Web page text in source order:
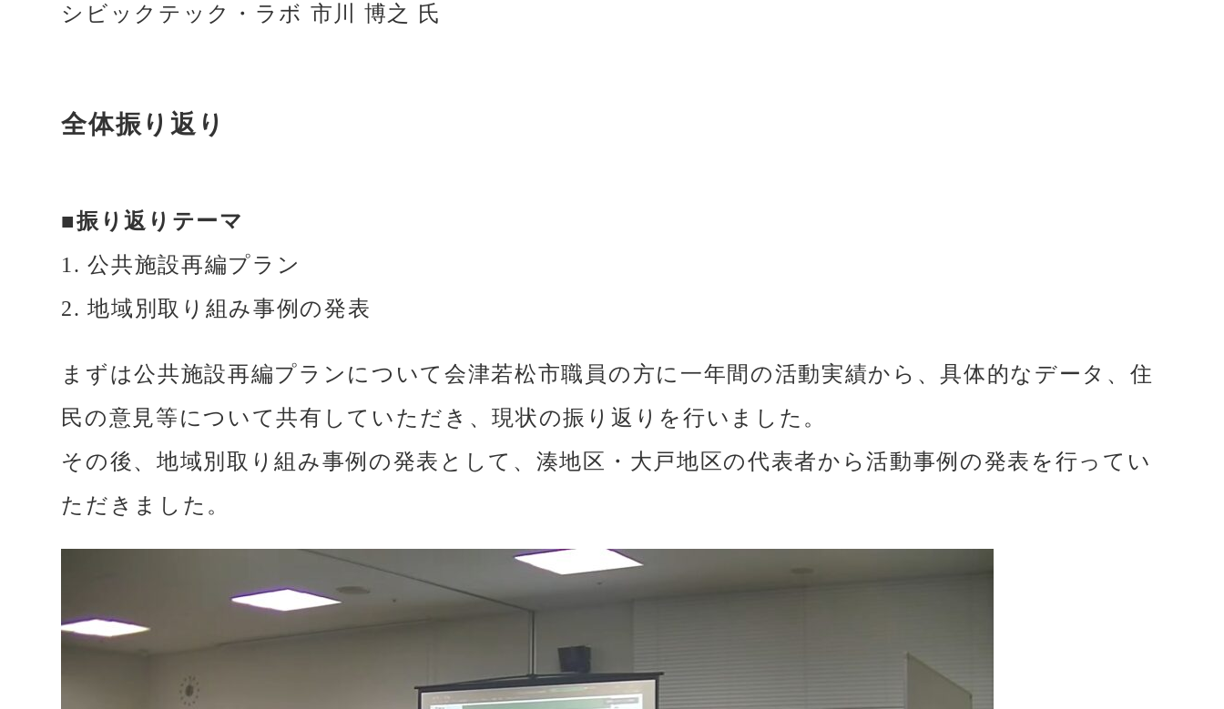
シビックテック・ラボ 市川 博之 氏
全体振り返り
■振り返りテーマ
1. 公共施設再編プラン
2. 地域別取り組み事例の発表
まずは公共施設再編プランについて会津若松市職員の方に一年間の活動実績から、具体的なデータ、住
民の意見等について共有していただき、現状の振り返りを行いました。
その後、地域別取り組み事例の発表として、湊地区・大戸地区の代表者から活動事例の発表を行ってい
ただきました。